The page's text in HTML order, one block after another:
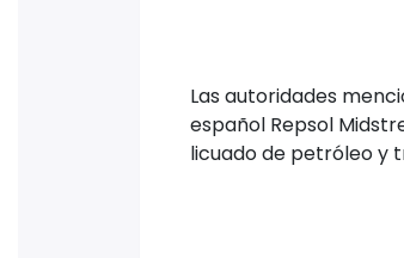
Las autoridades
español Repsol
licuado de petróleo y